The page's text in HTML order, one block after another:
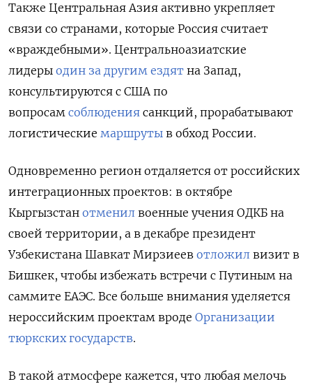
Также Центральная Азия активно укрепляет
связи со странами, которые Россия считает
«враждебными». Центральноазиатские
лидеры один за другим ездят на Запад,
консультируются с США по
вопросам соблюдения санкций, прорабатывают
логистические маршруты в обход России.
Одновременно регион отдаляется от российских
интеграционных проектов: в октябре
Кыргызстан отменил военные учения ОДКБ на
своей территории, а в декабре президент
Узбекистана Шавкат Мирзиеев отложил визит в
Бишкек, чтобы избежать встречи с Путиным на
саммите ЕАЭС. Все больше внимания уделяется
нероссийским проектам вроде Организации
тюркских государств.
В такой атмосфере кажется, что любая мелочь